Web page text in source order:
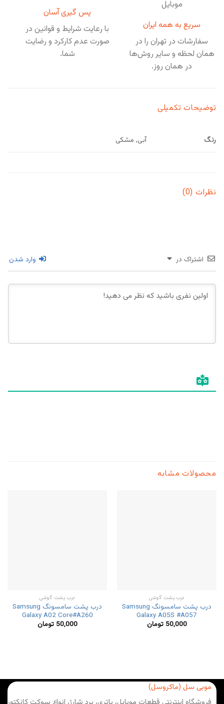
سریع به همه ایران
سفارشات در تهران را در
همان لحظه و سایر روش‌ها
در همان روز.
پس گیری آسان
با رعایت شرایط و قوانین در
صورت عدم کارکرد و رضایت
شما.
توضیحات تکمیلی
رنگ آبی, مشکی
نظرات (0)
اشتراک در وارد شدن
محصولات مشابه
درب پشت گوشی
درب پشت سامسونگ Samsung
Galaxy A05S #A057
50,000 تومان
درب پشت گوشی
درب پشت سامسونگ Samsung
Galaxy A02 Core#A260
50,000 تومان
موبی سل (ماکروسل)